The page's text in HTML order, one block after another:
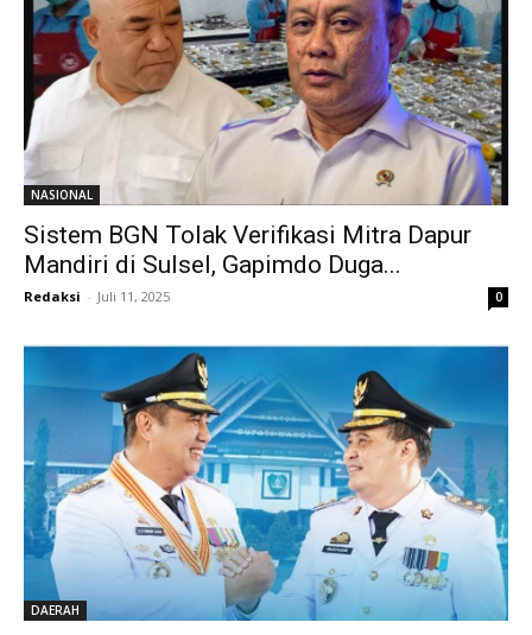
NASIONAL
Sistem BGN Tolak Verifikasi Mitra Dapur
Mandiri di Sulsel, Gapimdo Duga...
Redaksi - Juli 11, 2025 0
DAERAH